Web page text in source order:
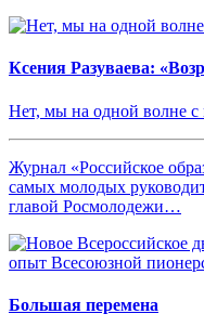
Ксения Разуваева:
Нет, мы на одной волне
Журнал «Российское
самых молодых
главой Росмолодежи…
Большая перемена